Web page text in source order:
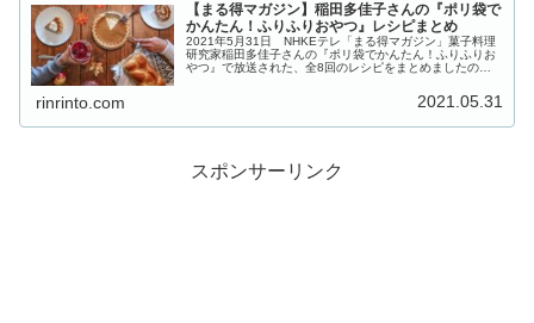
【まる得マガジン】稲田多佳子さんの『ポリ袋で
かんたん！ふりふりおやつ』レシピまとめ
2021年5月31日 NHKEテレ「まる得マガジン」菓子料理
研究家稲田多佳子さんの『ポリ袋でかんたん！ふりふりお
やつ』で放送された、全8回のレシピをまとめましたので
rinrinto.com 2021.05.31
スポンサーリンク